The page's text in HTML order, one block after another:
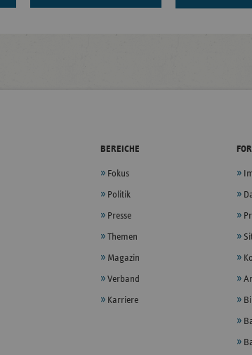
BEREICHE
Fokus
Politik
Presse
Themen
Magazin
Verband
Karriere